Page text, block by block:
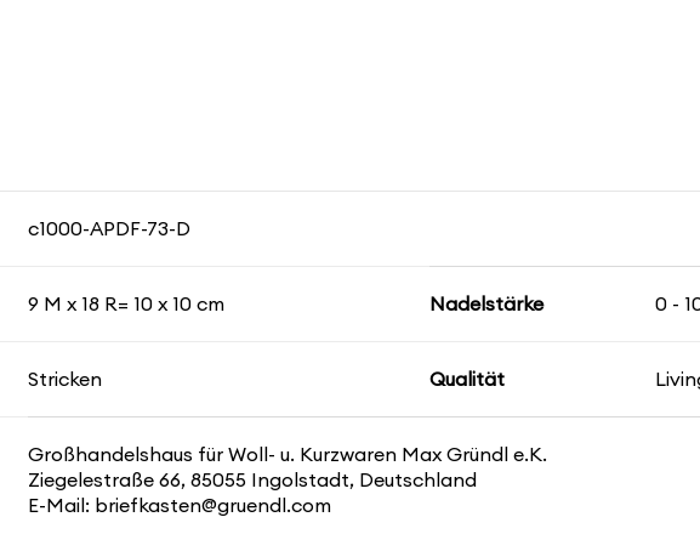
c1000-APDF-73-D
9 M x 18 R= 10 x 10 cm Nadelstärke 0 -
Stricken Qualität
Großhandelshaus für Woll- u. Kurzwaren Max Gründl e.K.
Ziegelestraße 66, 85055 Ingolstadt, Deutschland
E-Mail: briefkasten@gruendl.com